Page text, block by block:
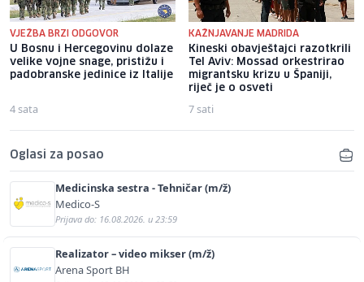
VJEŽBA BRZI ODGOVOR
U Bosnu i Hercegovinu dolaze
velike vojne snage, pristižu i
padobranske jedinice iz Italije
4 sata
KAŽNJAVANJE MADRIDA
Kineski obavještajci razotkrili
Tel Aviv: Mossad orkestrirao
migrantsku krizu u Španiji,
riječ je o osveti
7 sati
Oglasi za posao
Medicinska sestra - Tehničar (m/ž)
Medico-S
Prijava do: 16.08.2026. u 23:59
Realizator – video mikser (m/ž)
Arena Sport BH